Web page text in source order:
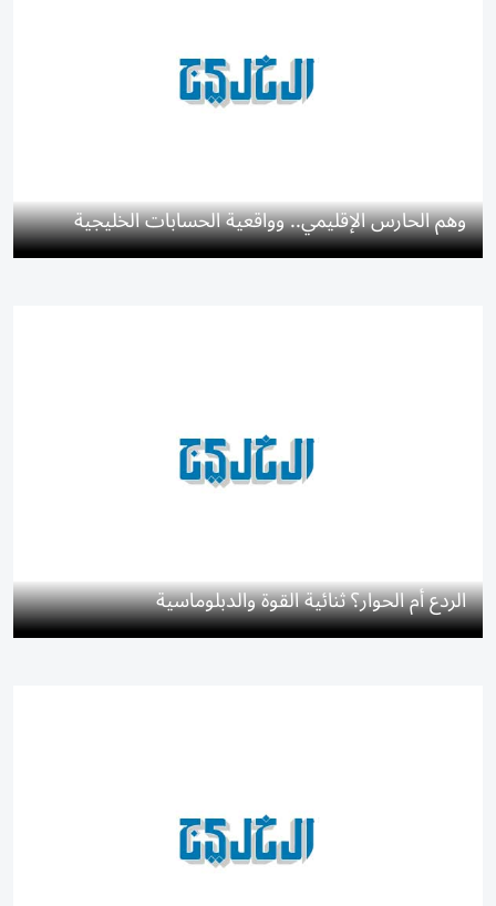
وهم الحارس الإقليمي.. وواقعية الحسابات الخليجية
الردع أم الحوار؟ ثنائية القوة والدبلوماسية